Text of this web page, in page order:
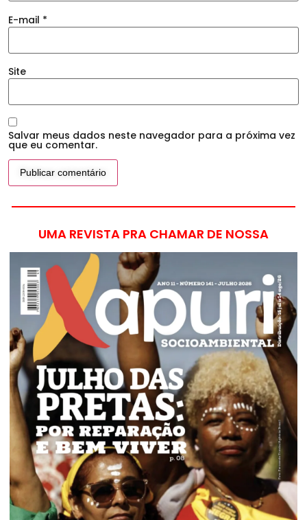
E-mail *
Site
Salvar meus dados neste navegador para a próxima vez
que eu comentar.
UMA REVISTA PRA CHAMAR DE NOSSA